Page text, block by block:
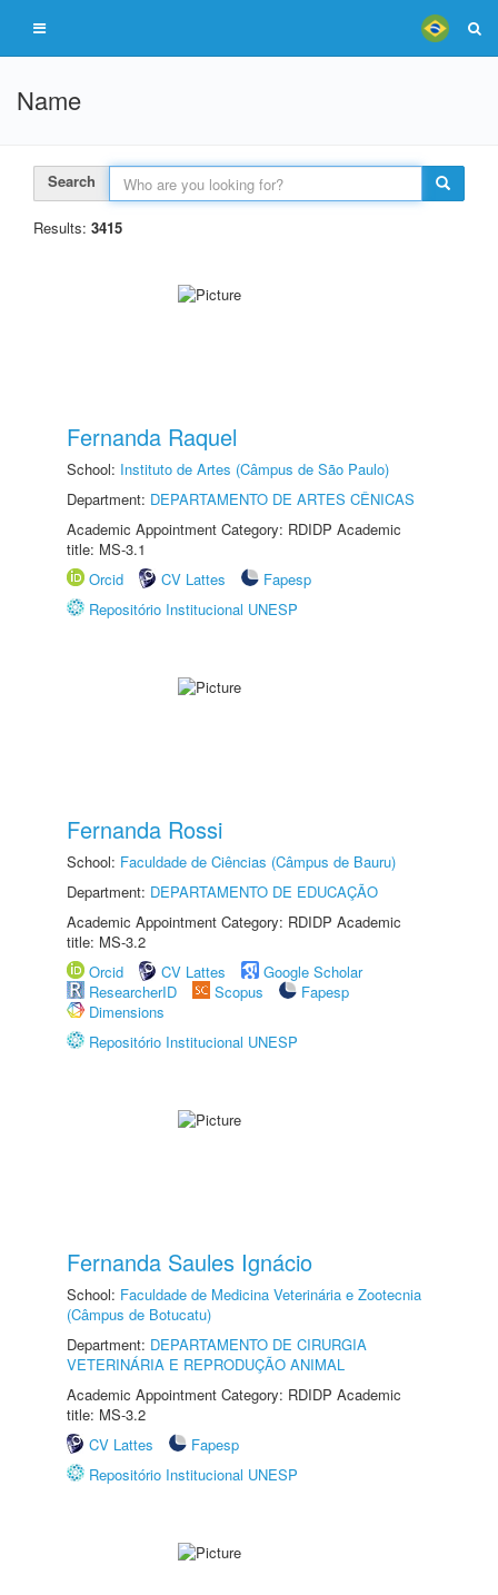
Name
Search
Results: 3415
Fernanda Raquel
School: Instituto de Artes (Câmpus de São Paulo)
Department: DEPARTAMENTO DE ARTES CÊNICAS
Academic Appointment Category: RDIDP Academic
title: MS-3.1
Orcid
CV Lattes
Fapesp
Repositório Institucional UNESP
Fernanda Rossi
School: Faculdade de Ciências (Câmpus de Bauru)
Department: DEPARTAMENTO DE EDUCAÇÃO
Academic Appointment Category: RDIDP Academic
title: MS-3.2
Orcid
CV Lattes
Google Scholar
ResearcherID
Scopus
Fapesp
Dimensions
Repositório Institucional UNESP
Fernanda Saules Ignácio
School: Faculdade de Medicina Veterinária e Zootecnia
(Câmpus de Botucatu)
Department: DEPARTAMENTO DE CIRURGIA
VETERINÁRIA E REPRODUÇÃO ANIMAL
Academic Appointment Category: RDIDP Academic
title: MS-3.2
CV Lattes
Fapesp
Repositório Institucional UNESP